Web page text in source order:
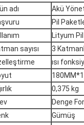
adı
Akü
Pil
Lityum
sayısı
3
ısı
0,375 kg
Denge
Gümüş